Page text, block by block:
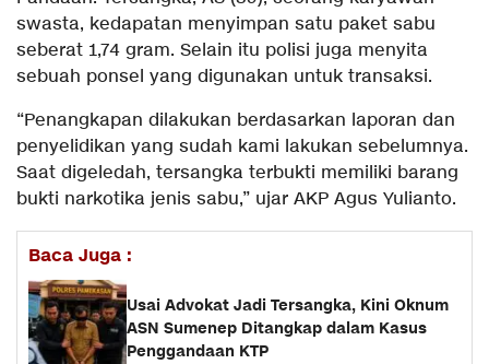
swasta, kedapatan menyimpan satu paket sabu
seberat 1,74 gram. Selain itu polisi juga menyita
sebuah ponsel yang digunakan untuk transaksi.
“Penangkapan dilakukan berdasarkan laporan dan
penyelidikan yang sudah kami lakukan sebelumnya.
Saat digeledah, tersangka terbukti memiliki barang
bukti narkotika jenis sabu,” ujar AKP Agus Yulianto.
Baca Juga :
Usai Advokat Jadi Tersangka, Kini Oknum
ASN Sumenep Ditangkap dalam Kasus
Penggandaan KTP